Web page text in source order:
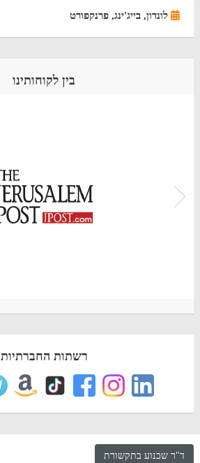
לונדון, בייג'ינג, פרנקפורט
בין לקוחותינו
רשתות החברתיות
ד"ר שכנוע בתקשורת